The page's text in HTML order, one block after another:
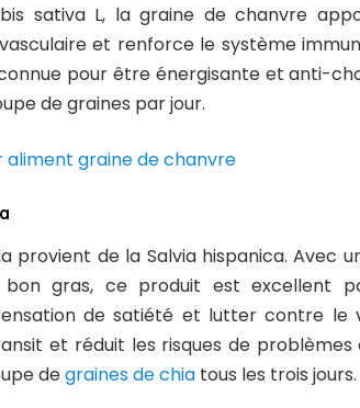
sativa L, la graine de chanvre
et renforce le système
pour être énergisante et anti-
de graines par jour.
provient de la Salvia hispanica. Avec
gras, ce produit est excellent
de satiété et lutter contre le
et réduit les risques de problèmes
degraines de chia tous les trois jours.